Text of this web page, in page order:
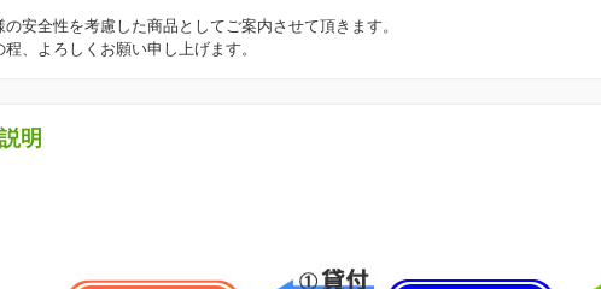
安全性を考慮した商品としてご案内させて頂きます。
、よろしくお願い申し上げます。
明